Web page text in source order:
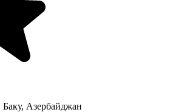
Азербайджан